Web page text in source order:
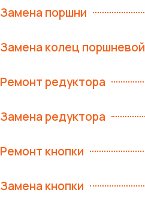
Замена поршни
Замена колец поршневой
Ремонт редуктора
Замена редуктора
Ремонт кнопки
Замена кнопки